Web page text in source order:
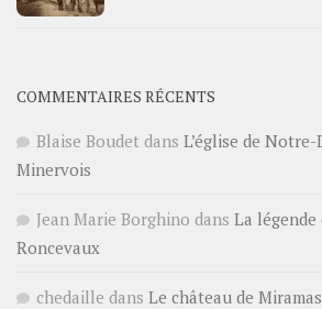
COMMENTAIRES RÉCENTS
Blaise Boudet dans L’église de
Minervois
Jean Marie Borghino dans La légende
Roncevaux
chedaille dans Le château de